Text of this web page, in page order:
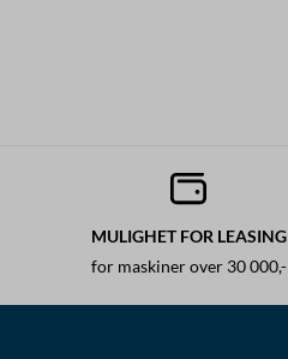
MULIGHET FOR LEASING
for maskiner over 30 000,-